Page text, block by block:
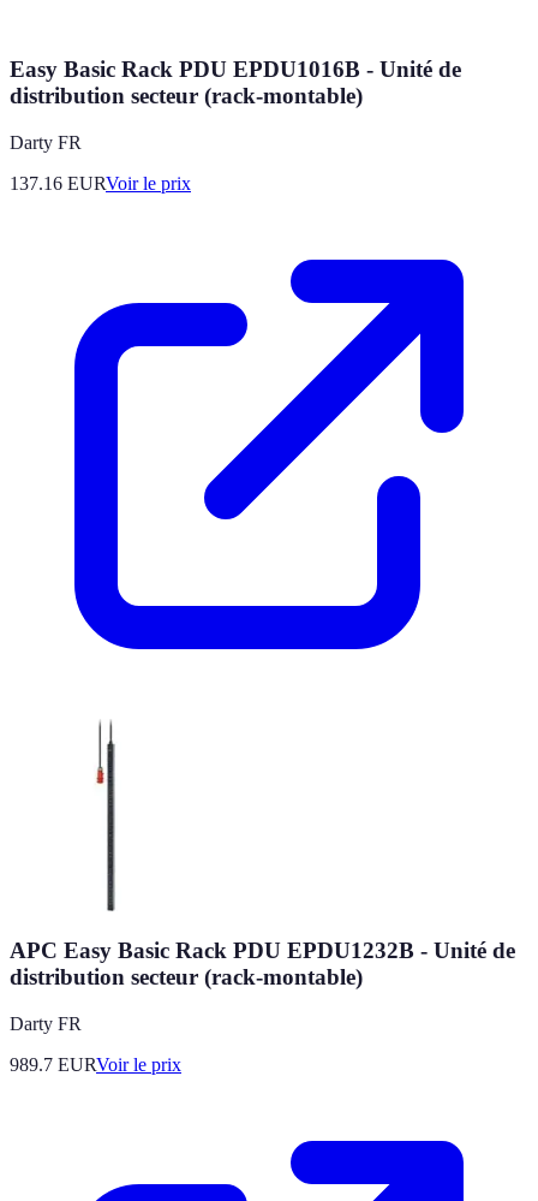
Easy Basic Rack PDU EPDU1016B - Unité de
distribution secteur (rack-montable)
Darty FR
137.16 EURVoir le prix
APC Easy Basic Rack PDU EPDU1232B - Unité de
distribution secteur (rack-montable)
Darty FR
989.7 EURVoir le prix